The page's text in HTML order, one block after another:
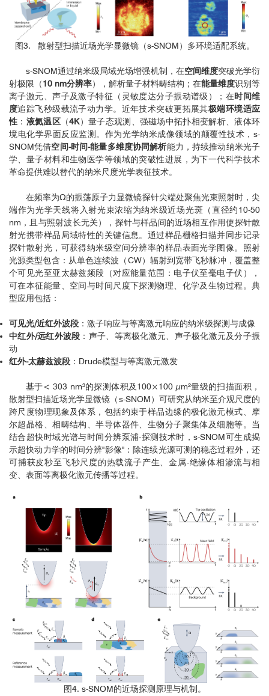
图3. 散射型扫描近场光学显微镜（s-SNOM）多环境适配系统。
s-SNOM通过纳米级局域光场增强机制，在空间维度突破光学衍
射极限（10 nm分辨率），解析量子材料畴结构；在能量维度识别等
离子激元、声子及激子特征（灵敏度达分子振动谱级）；在时间维
度追踪飞秒级载流子动力学。近年技术突破更拓展其极端环境适应
性 ： 液氦温区（4K）量子态观测、强磁场中拓扑相变解析、液体环
境电化学界面反应监测。作为光学纳米成像领域的颠覆性技术，s-
SNOM凭借空间-时间-能量多维度协同解析能力，持续推动纳米光子
学、量子材料和生物医学等领域的突破性进展，为下一代科学技术
革命提供难以替代的纳米尺度光学表征技术。
在频率为Ω的振荡原子力显微镜探针尖端处聚焦光束照射时，尖
端作为光学天线将入射光束浓缩为纳米级近场光斑（直径约10-50
nm，且与照射波长无关），探针与样品间的近场相互作用使探针散
射光携带样品局域特性的关键信息。通过样品栅格扫描并同步记录
探针散射光，可获得纳米级空间分辨率的样品表面光学图像。照射
光源类型包含：从单色连续波（CW）辐射到宽带飞秒脉冲，覆盖整
个可见光至亚太赫兹频段（对应能量范围：电子伏至毫电子伏），
可在本征能量、空间与时间尺度下探测物理、化学及生物过程。典
型应用包括：
可见光/近红外波段 ：激子响应与等离激元响应的纳米级探测与成像
中红外/远红外波段 ：声子、等离极化激元、声子极化激元及分子振
动
红外-太赫兹波段 ：Drude模型与等离激元激发
基于< 303 nm³的探测体积及100×100 µm²量级的扫描面积，
散射型扫描近场光学显微镜（s-SNOM）可研究从纳米至介观尺度的
跨尺度物理现象及体系，包括约束于样品边缘的极化激元模式、摩
尔超晶格、相畴结构、半导体器件、生物分子聚集体及细胞等。当
结合超快时域光谱与时间分辨泵浦-探测技术时，s-SNOM可生成揭
示超快动力学的时间分辨"影像"：除连续光源可测的稳态过程外，还
可捕获皮秒至飞秒尺度的热载流子产生、金属-绝缘体相渗流与相
变、表面等离极化激元传播等过程。
图4. s-SNOM的近场探测原理与机制。